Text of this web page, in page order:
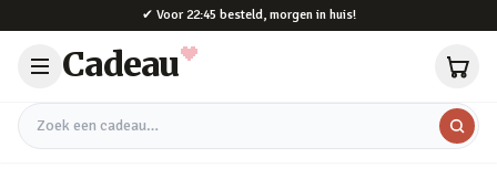
✔ Voor 22:45 besteld, morgen in huis!
Cadeau
Zoek een cadeau